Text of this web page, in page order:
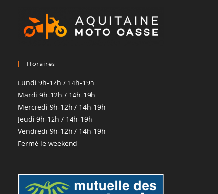
Horaires
Lundi 9h-12h / 14h-19h
Mardi 9h-12h / 14h-19h
Mercredi 9h-12h / 14h-19h
Jeudi 9h-12h / 14h-19h
Vendredi 9h-12h / 14h-19h
Fermé le weekend